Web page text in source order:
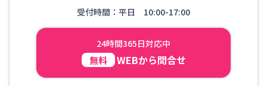
受付時間：平日 10:00-17:00
24時間365日対応中
無料 WEBから問合せ